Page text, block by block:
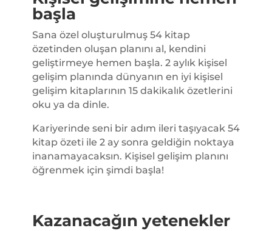
başla
Sana özel oluşturulmuş 54 kitap
özetinden oluşan planını al, kendini
geliştirmeye hemen başla. 2 aylık kişisel
gelişim planında dünyanın en iyi kişisel
gelişim kitaplarının 15 dakikalık özetlerini
oku ya da dinle.
Kariyerinde seni bir adım ileri taşıyacak 54
kitap özeti ile 2 ay sonra geldiğin noktaya
inanamayacaksın. Kişisel gelişim planını
öğrenmek için şimdi başla!
Kazanacağın yetenekler